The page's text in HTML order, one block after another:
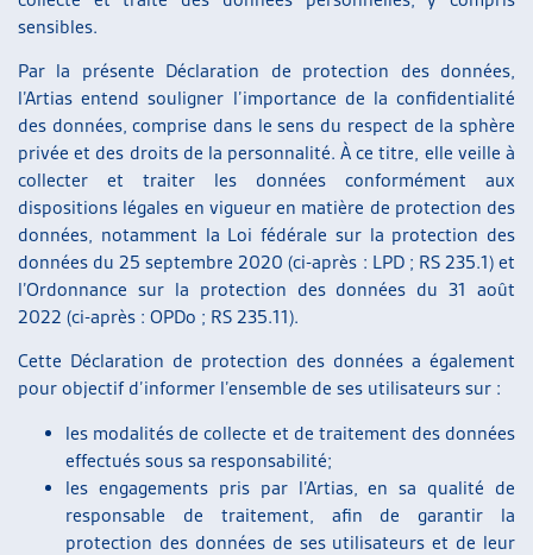
sensibles.
Par la présente Déclaration de protection des données,
l’Artias entend souligner l’importance de la confidentialité
des données, comprise dans le sens du respect de la sphère
privée et des droits de la personnalité. À ce titre, elle veille à
collecter et traiter les données conformément aux
dispositions légales en vigueur en matière de protection des
données, notamment la Loi fédérale sur la protection des
données du 25 septembre 2020 (ci-après : LPD ; RS 235.1) et
l’Ordonnance sur la protection des données du 31 août
2022 (ci-après : OPDo ; RS 235.11).
Cette Déclaration de protection des données a également
pour objectif d’informer l’ensemble de ses utilisateurs sur :
les modalités de collecte et de traitement des données
effectués sous sa responsabilité;
les engagements pris par l’Artias, en sa qualité de
responsable de traitement, afin de garantir la
protection des données de ses utilisateurs et de leur